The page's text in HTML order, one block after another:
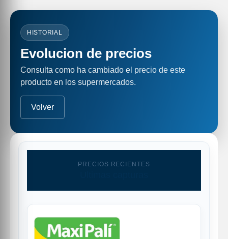
HISTORIAL
Evolucion de precios
Consulta como ha cambiado el precio de este
producto en los supermercados.
Volver
PRECIOS RECIENTES